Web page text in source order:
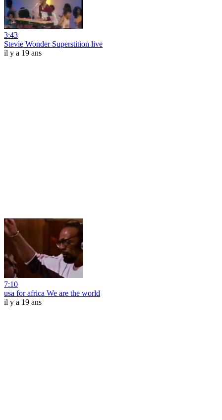
3:43
Stevie Wonder Superstition live
il y a 19 ans
7:10
usa for africa We are the world
il y a 19 ans